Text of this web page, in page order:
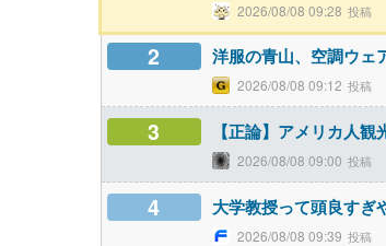
2026/08/08 09:28
2 洋服の青山、空調ウェ
2026/08/08 09:12
3 【正論】アメリカ人
2026/08/08 09:00
4 大学教授って頭良すぎ
2026/08/08 09:39